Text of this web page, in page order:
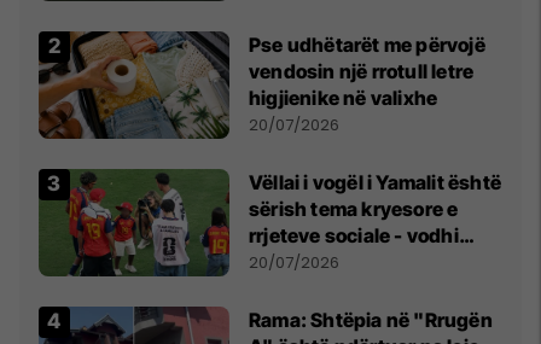
Pse udhëtarët me përvojë
vendosin një rrotull letre
higjienike në valixhe
20/07/2026
Vëllai i vogël i Yamalit është
sërish tema kryesore e
rrjeteve sociale - vodhi
vëmendjen pas finales së
20/07/2026
Rama: Shtëpia në "Rrugën